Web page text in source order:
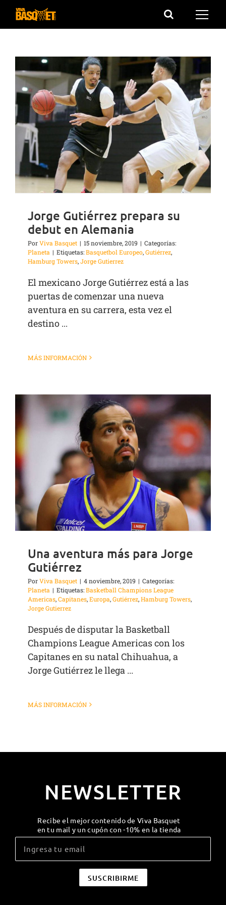
Saltar
Jorge Gutiérrez prepara su
debut en Alemania
PorViva Basquet | 15 noviembre, 2019 | Categorías:
Planeta | Etiquetas:Basquetbol Europeo,Gutiérrez,
Hamburg Towers,Jorge Gutierrez
El mexicano Jorge Gutiérrez está a las
puertas de comenzar una nueva
aventura en su carrera, esta vez el
destino ...
MÁS INFORMACIÓN
Una aventura más para Jorge
Gutiérrez
PorViva Basquet | 4 noviembre, 2019 | Categorías:
Planeta | Etiquetas:Basketball Champions League
Americas,Capitanes,Europa,Gutiérrez,Hamburg Towers,
Jorge Gutierrez
Después de disputar la Basketball
Champions League Americas con los
Capitanes en su natal Chihuahua, a
Jorge Gutiérrez le llega ...
MÁS INFORMACIÓN
NEWSLETTER
Recibe el mejor contenido de Viva Basquet
en tu mail y un cupón con -10% en la tienda